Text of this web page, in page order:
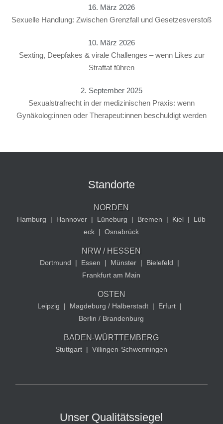
16. März 2026
Sexuelle Handlung: Zwischen Grenzfall und Gesetzesverstoß
10. März 2026
Sexting, Deepfakes & virale Challenges – wenn Likes zur
Straftat führen
2. September 2025
Sexualstrafrecht in der medizinischen Praxis: wenn
Gynäkolog:innen oder Therapeut:innen beschuldigt werden
Standorte
NORDEN
Hamburg | Hannover | Lüneburg | Bremen | Kiel |
Lüb
eck | Osnabrück
NRW / HESSEN
Dortmund | Essen | Münster | Bielefeld
|
Frankfurt am Main
OSTEN
Leipzig | Magdeburg / Halberstadt | Erfurt |
Berlin / Brandenburg
BADEN-WÜRTTEMBERG
Stuttgart | Villingen-Schwenningen
Unser Qualitätssiegel